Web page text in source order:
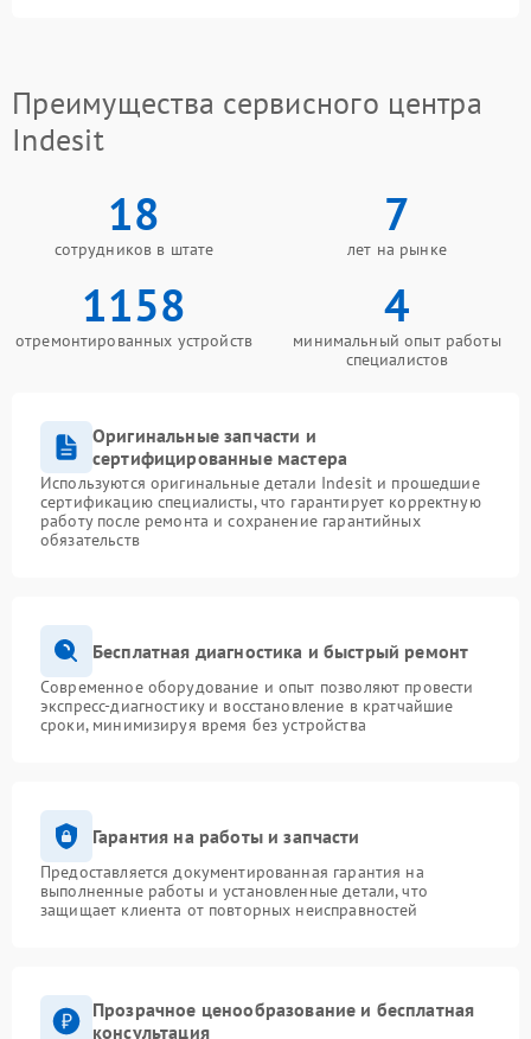
Преимущества сервисного центра
Indesit
18
сотрудников в штате
7
лет на рынке
1158
отремонтированных устройств
4
минимальный опыт работы
специалистов
Оригинальные запчасти и
сертифицированные мастера
Используются оригинальные детали Indesit и прошедшие
сертификацию специалисты, что гарантирует корректную
работу после ремонта и сохранение гарантийных
обязательств
Бесплатная диагностика и быстрый ремонт
Современное оборудование и опыт позволяют провести
экспресс-диагностику и восстановление в кратчайшие
сроки, минимизируя время без устройства
Гарантия на работы и запчасти
Предоставляется документированная гарантия на
выполненные работы и установленные детали, что
защищает клиента от повторных неисправностей
Прозрачное ценообразование и бесплатная
консультация